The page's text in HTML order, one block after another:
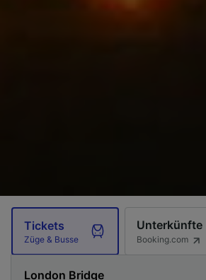
Tickets
Züge & Busse
Unterkünfte
Booking.com